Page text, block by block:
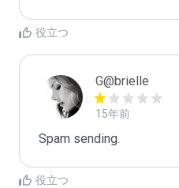
役立つ
G@brielle
15年前
Spam sending.
役立つ